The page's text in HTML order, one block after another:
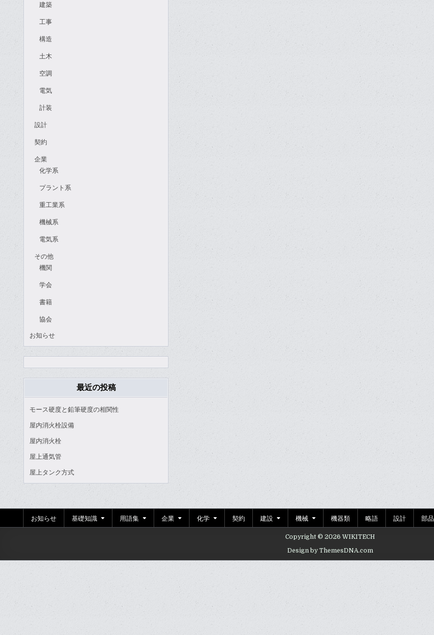
建築
工事
構造
土木
空調
電気
計装
設計
契約
企業
化学系
プラント系
重工業系
機械系
電気系
その他
機関
学会
書籍
協会
お知らせ
最近の投稿
モース硬度と鉛筆硬度の相関性
屋内消火栓設備
屋内消火栓
屋上通気管
屋上タンク方式
お知らせ 基礎知識 用語集 企業 化学 契約 建設 機械 機器類 略語 設計 部品
Copyright © 2026 WIKITECH
Design by ThemesDNA.com